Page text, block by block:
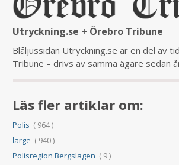
Utryckning.se + Örebro Tribune
Blåljussidan Utryckning.se är en del av
Tribune – drivs av samma ägare sedan
Läs fler artiklar om:
Polis ( 964 )
large ( 940 )
Polisregion Bergslagen ( 9 )